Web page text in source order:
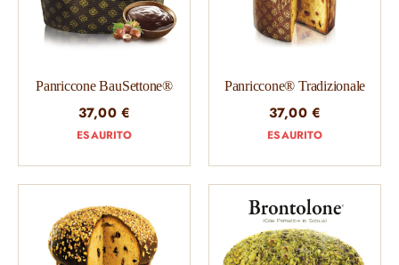
Panriccone BauSettone®
37,00€
ESAURITO
Panriccone® Tradizionale
37,00€
ESAURITO